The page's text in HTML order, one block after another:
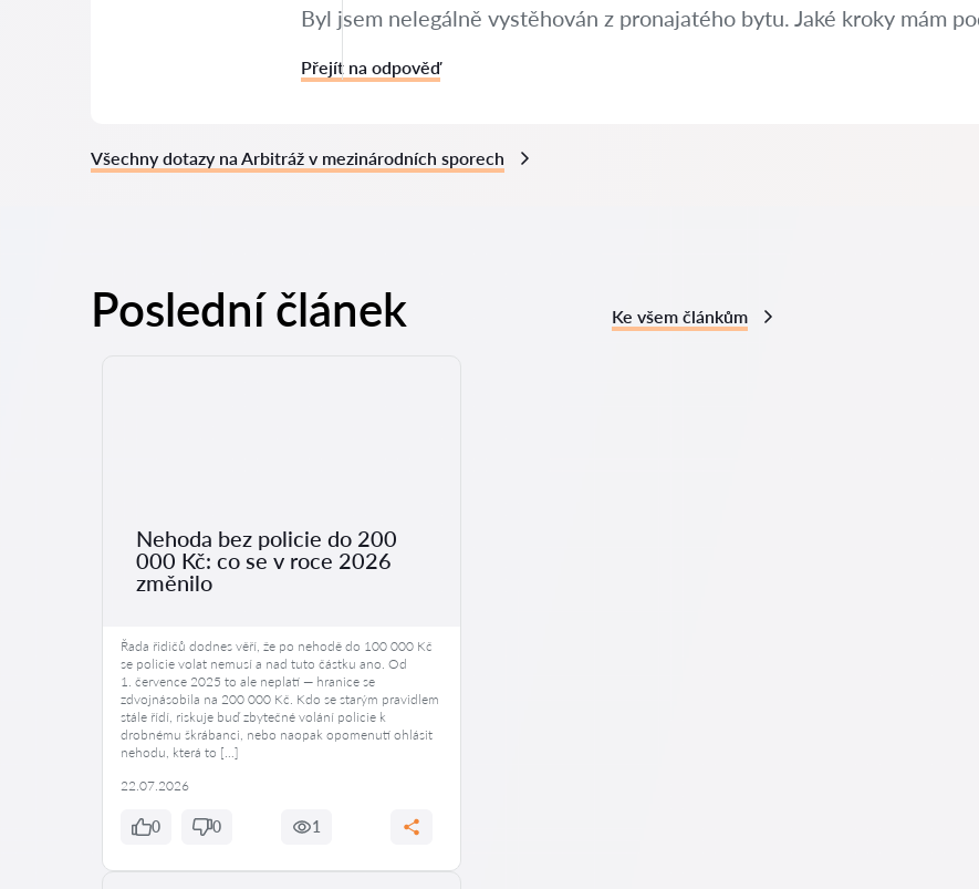
Byl jsem nelegálně vystěhován z pronajatého bytu. Jaké kroky mám
Přejít na odpověď
Všechny dotazy na Arbitráž v mezinárodních sporech
Poslední článek Ke všem článkům
Nehoda bez policie do 200
000 Kč: co se v roce 2026
změnilo
Řada řidičů dodnes věří, že po nehodě do 100 000 Kč
se policie volat nemusí a nad tuto částku ano. Od
1. července 2025 to ale neplatí — hranice se
zdvojnásobila na 200 000 Kč. Kdo se starým pravidlem
stále řídí, riskuje buď zbytečné volání policie k
drobnému škrábanci, nebo naopak opomenutí ohlásit
nehodu, která to […]
22.07.2026
0 0 1